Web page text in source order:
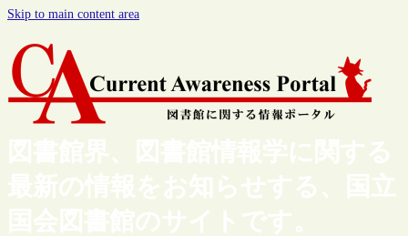
Skip to main content area
図書館界、図書館情報学に関する
最新の情報をお知らせする、国立
国会図書館のサイトです。